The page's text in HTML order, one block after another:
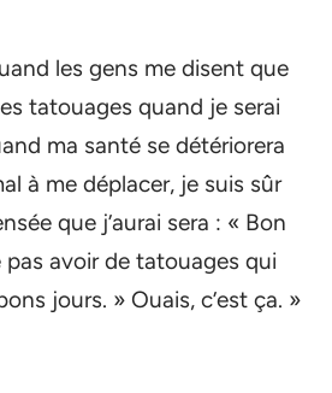
les gens me disent que
tatouages quand je serai
ma santé se détériorera
à me déplacer, je suis sûr
que j’aurai sera : « Bon
pas avoir de tatouages qui
jours. » Ouais, c’est ça. »